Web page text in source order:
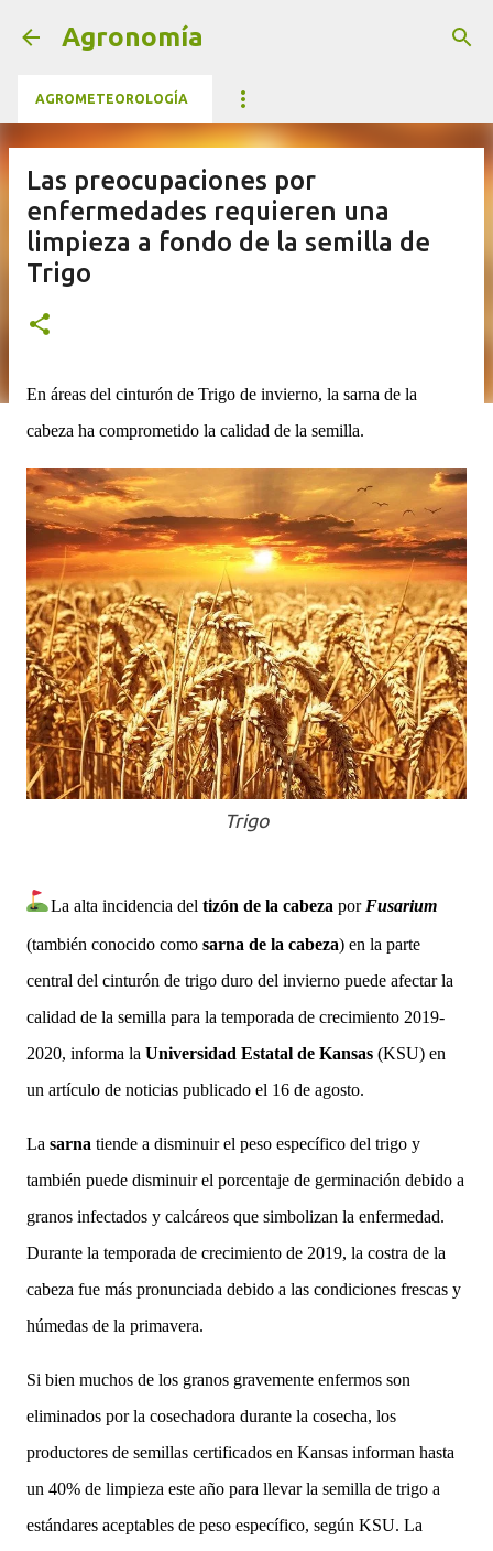
Ir al contenido principal
Agronomía
AGROMETEOROLOGÍA
Las preocupaciones por
enfermedades requieren una
limpieza a fondo de la semilla de
Trigo
En áreas del cinturón de Trigo de invierno, la sarna de la
cabeza ha comprometido la calidad de la semilla.
Trigo
La alta incidencia del tizón de la cabeza por Fusarium
(también conocido como sarna de la cabeza) en la parte
central del cinturón de trigo duro del invierno puede afectar la
calidad de la semilla para la temporada de crecimiento 2019-
2020, informa la Universidad Estatal de Kansas (KSU) en
un artículo de noticias publicado el 16 de agosto.
La sarna tiende a disminuir el peso específico del trigo y
también puede disminuir el porcentaje de germinación debido a
granos infectados y calcáreos que simbolizan la enfermedad.
Durante la temporada de crecimiento de 2019, la costra de la
cabeza fue más pronunciada debido a las condiciones frescas y
húmedas de la primavera.
Si bien muchos de los granos gravemente enfermos son
eliminados por la cosechadora durante la cosecha, los
productores de semillas certificados en Kansas informan hasta
un 40% de limpieza este año para llevar la semilla de trigo a
estándares aceptables de peso específico, según KSU. La